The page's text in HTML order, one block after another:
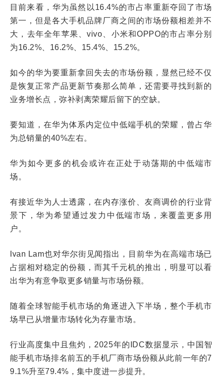
目前来看，华为虽然以16.4%的市占率重新夺回了市场
第一，但是各大手机品牌厂商之间的市场份额相差并不
大，去年全年苹果、vivo、小米和OPPO的市占率分别
为16.2%、16.2%、15.4%、15.2%。
如今的华为要重新拿回失去的市场份额，显然已经不仅
是恢复正常产品更新节奏那么简单，还需要寻找到新的
业务增长点，弥补剥离荣耀后留下的空缺。
要知道，在华为体系内定位中低端手机的荣耀，曾占华
为总销量的40%左右。
华为如今更多的机会或许在正处于动荡期的中低端市
场。
有接近华为人士透露，在内存涨价、友商调价的行业背
景下，华为希望通过发力中低端市场，来覆盖更多用
户。
Ivan Lam也对华尔街见闻指出，目前华为在高端市场已
占据相对稳定的份额，而其千元机的推出，明显可以看
出华为有意争取更多销量与市场份额。
随着全球智能手机市场的角逐进入下半场，整个手机市
场早已从增量市场转化为存量市场。
行业高度集中且焦灼，2025年的IDC数据显示，中国智
能手机市场排名前五的手机厂商市场份额从此前一年的7
9.1%升至79.4%，集中度进一步提升。